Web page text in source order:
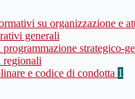
su organizzazione e
generali
strategico-
regionali
e codice di condotta 1